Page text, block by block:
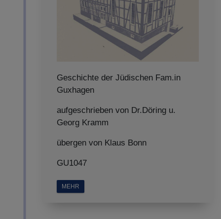
Geschichte der Jüdischen Fam.in
Guxhagen
aufgeschrieben von Dr.Döring u.
Georg Kramm
übergen von Klaus Bonn
GU1047
MEHR